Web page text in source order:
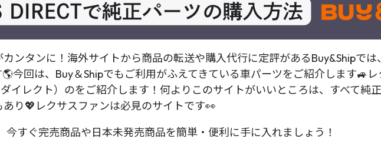
ンタンに！海外サイトから商品の転送や購入代行に定評があるBuy&Shipでは
今回は、Buy＆Shipでもご利用がふえてきている車パーツをご紹介します🚙
ダイレクト）のをご紹介します！何よりこのサイトがいいところは、すべて純
り💖レクサスファンは必見のサイトです👀
今すぐ完売商品や日本未発売商品を簡単・便利に手に入れましょう！